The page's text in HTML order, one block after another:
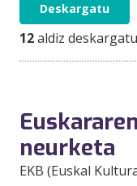
Deskargatu
12aldiz
neurketa
EKB (Euskal